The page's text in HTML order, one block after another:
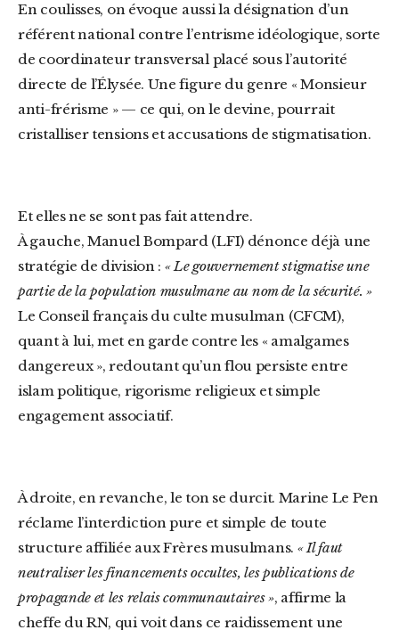
En coulisses, on évoque aussi la désignation d’un
référent national contre l’entrisme idéologique, sorte
de coordinateur transversal placé sous l’autorité
directe de l’Élysée. Une figure du genre « Monsieur
anti-frérisme » — ce qui, on le devine, pourrait
cristalliser tensions et accusations de stigmatisation.
Et elles ne se sont pas fait attendre.
À gauche, Manuel Bompard (LFI) dénonce déjà une
stratégie de division : « Le gouvernement stigmatise une
partie de la population musulmane au nom de la sécurité. »
Le Conseil français du culte musulman (CFCM),
quant à lui, met en garde contre les « amalgames
dangereux », redoutant qu’un flou persiste entre
islam politique, rigorisme religieux et simple
engagement associatif.
À droite, en revanche, le ton se durcit. Marine Le Pen
réclame l’interdiction pure et simple de toute
structure affiliée aux Frères musulmans. « Il faut
neutraliser les financements occultes, les publications de
propagande et les relais communautaires », affirme la
cheffe du RN, qui voit dans ce raidissement une